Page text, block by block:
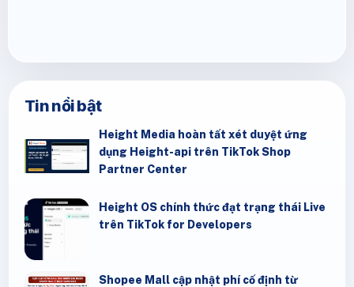
Tin nổi bật
Height Media hoàn tất xét duyệt ứng
dụng Height-api trên TikTok Shop
Partner Center
Height OS chính thức đạt trạng thái Live
trên TikTok for Developers
Shopee Mall cập nhật phí cố định từ